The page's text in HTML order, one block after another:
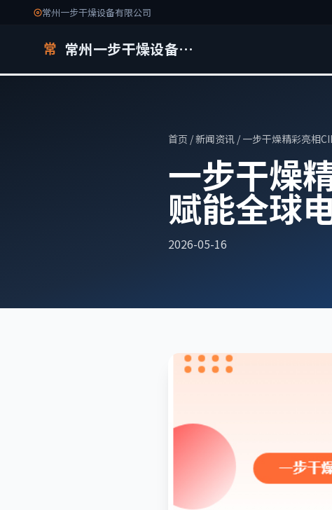
常州一步干燥设备有限公司
常 常州一步干燥设备有限公司
首页 /新闻资讯 / 一步干燥精彩亮相
一步干燥
赋能全球
2026-05-16